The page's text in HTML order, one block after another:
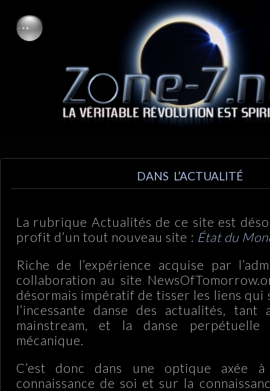
DANS L’ACTUALITÉ
La rubrique Actualités de ce site est
profit d’un tout nouveau site : État du
Riche de l’expérience acquise par
collaboration au site
désormais impératif de tisser les liens qui
l’incessante danse des actualités, tant
mainstream, et la danse
mécanique.
C’est donc dans une optique axée
connaissance de soi et sur la